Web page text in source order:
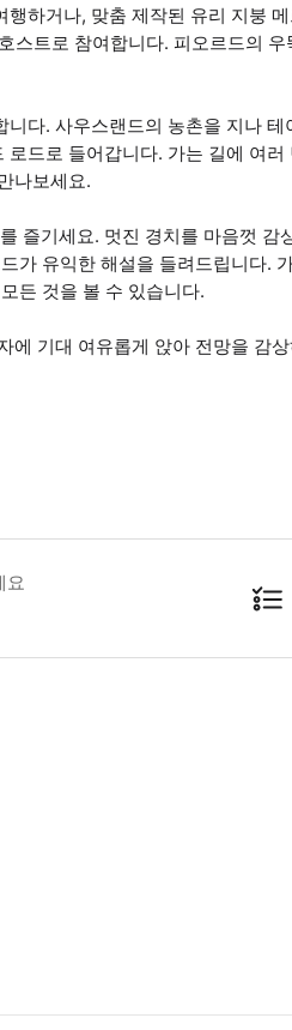
하거나, 맞춤 제작된 유리 지붕 메
스트로 참여합니다. 피오르드의 우
다. 사우스랜드의 농촌을 지나 테
드로 들어갑니다. 가는 길에 여러
나보세요.
즐기세요. 멋진 경치를 마음껏 감
가 유익한 해설을 들려드립니다.
든 것을 볼 수 있습니다.
에 기대 여유롭게 앉아 전망을 감
권해드립니다 • 본 투어는 최장 13시
요